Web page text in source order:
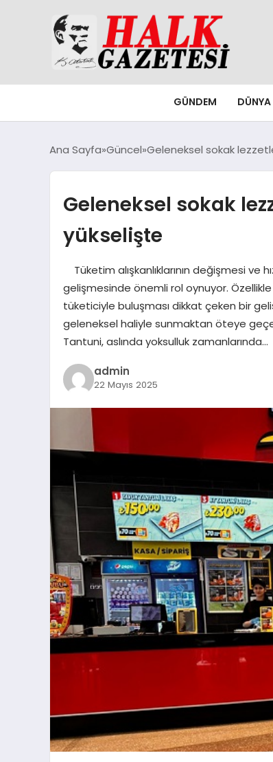
GÜNDEM DÜNYA
Ana Sayfa Güncel Geleneksel sokak
Geleneksel sokak
yükselişte
Tüketim alışkanlıklarının değişmesi ve
gelişmesinde önemli rol oynuyor.
tüketiciyle buluşması dikkat çeken bir
geleneksel haliyle sunmaktan öteye
Tantuni, aslında yoksulluk zamanlarında…
admin
22 Mayıs 2025